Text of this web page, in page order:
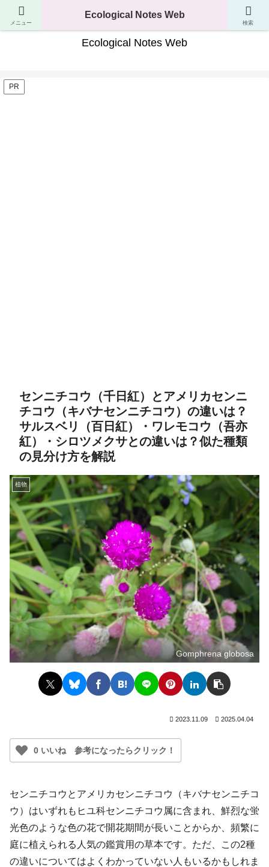
生き物の分類・生態・進化が分かるサイト
Ecological Notes Web
PR
センニチコウ（千日紅）とアメリカセンニ
チコウ（キバナセンニチコウ）の違いは？
サルスベリ（百日紅）・ワレモコウ（吾亦
紅）・シロツメクサとの違いは？似た種類
の見分け方を解説
植物
Gomphrena globosa
2023.11.09 2025.04.04
0 いいね 参考になったらクリック！
センニチコウとアメリカセンニチコウ（キバナセンニチコ
ウ）はいずれもヒユ科センニチコウ属に含まれ、鮮烈な蛍
光色のような色の花で開花期間が長いことからか、頻繁に
庭に植えられる人気の鑑賞用の草本です。ただ、この2種
の違いについてはよくわかっていない人もいるかもしれま
メニュー
Ecological Notes Web
検索